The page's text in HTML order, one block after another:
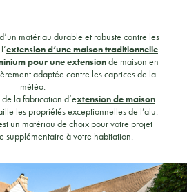
matériau durable et robuste contre les
extension d’une maison traditionnelle
pour une extensionde maison en
adaptée contre les caprices de la
météo.
la fabrication d’extension de maison
les propriétés exceptionnelles de l’alu.
un matériau de choix pour votre projet
supplémentaire à votre habitation.